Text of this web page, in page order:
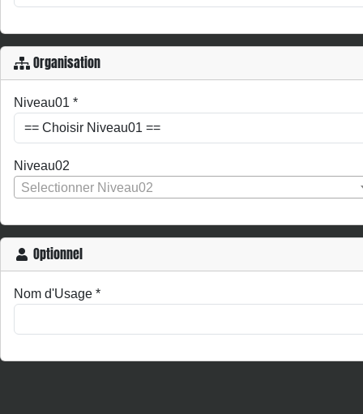
Organisation
Niveau01 *
Niveau02
Selectionner Niveau02
Optionnel
Nom d'Usage *